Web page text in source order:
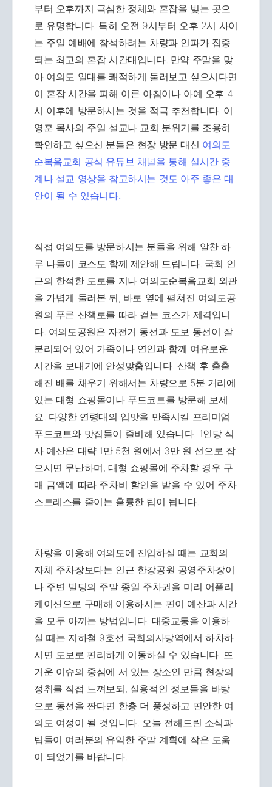
부터 오후까지 극심한 정체와 혼잡을 빚는 곳으
로 유명합니다. 특히 오전 9시부터 오후 2시 사이
는 주일 예배에 참석하려는 차량과 인파가 집중
되는 최고의 혼잡 시간대입니다. 만약 주말을 맞
아 여의도 일대를 쾌적하게 둘러보고 싶으시다면
이 혼잡 시간을 피해 이른 아침이나 아예 오후 4
시 이후에 방문하시는 것을 적극 추천합니다. 이
영훈 목사의 주일 설교나 교회 분위기를 조용히
확인하고 싶으신 분들은 현장 방문 대신 여의도
순복음교회 공식 유튜브 채널을 통해 실시간 중
계나 설교 영상을 참고하시는 것도 아주 좋은 대
안이 될 수 있습니다.
직접 여의도를 방문하시는 분들을 위해 알찬 하
루 나들이 코스도 함께 제안해 드립니다. 국회 인
근의 한적한 도로를 지나 여의도순복음교회 외관
을 가볍게 둘러본 뒤, 바로 옆에 펼쳐진 여의도공
원의 푸른 산책로를 따라 걷는 코스가 제격입니
다. 여의도공원은 자전거 동선과 도보 동선이 잘
분리되어 있어 가족이나 연인과 함께 여유로운
시간을 보내기에 안성맞춤입니다. 산책 후 출출
해진 배를 채우기 위해서는 차량으로 5분 거리에
있는 대형 쇼핑몰이나 푸드코트를 방문해 보세
요. 다양한 연령대의 입맛을 만족시킬 프리미엄
푸드코트와 맛집들이 즐비해 있습니다. 1인당 식
사 예산은 대략 1만 5천 원에서 3만 원 선으로 잡
으시면 무난하며, 대형 쇼핑몰에 주차할 경우 구
매 금액에 따라 주차비 할인을 받을 수 있어 주차
스트레스를 줄이는 훌륭한 팁이 됩니다.
차량을 이용해 여의도에 진입하실 때는 교회의
자체 주차장보다는 인근 한강공원 공영주차장이
나 주변 빌딩의 주말 종일 주차권을 미리 어플리
케이션으로 구매해 이용하시는 편이 예산과 시간
을 모두 아끼는 방법입니다. 대중교통을 이용하
실 때는 지하철 9호선 국회의사당역에서 하차하
시면 도보로 편리하게 이동하실 수 있습니다. 뜨
거운 이슈의 중심에 서 있는 장소인 만큼 현장의
정취를 직접 느껴보되, 실용적인 정보들을 바탕
으로 동선을 짠다면 한층 더 풍성하고 편안한 여
의도 여정이 될 것입니다. 오늘 전해드린 소식과
팁들이 여러분의 유익한 주말 계획에 작은 도움
이 되었기를 바랍니다.